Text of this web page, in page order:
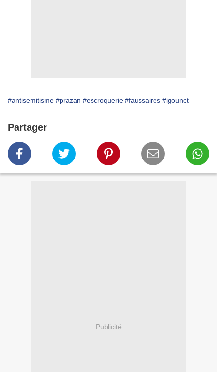
#antisemitisme #prazan #escroquerie #faussaires #igounet
Partager
Publicité